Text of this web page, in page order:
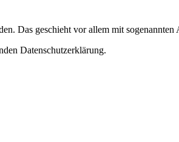
Das geschieht vor allem mit sogenannten
Datenschutzerklärung.